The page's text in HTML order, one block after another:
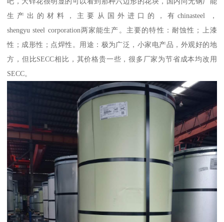
生产出的材料，主要从国外进口的，有chinasteel ，
shengyu steel corporation两家能生产。主要的特性：耐蚀性；上漆
性；成形性；点焊性。用途：极为广泛，小家电产品，外观好的地
方，但比SECC相比，其价格贵一些，很多厂家为节省成本均改用
SECC。